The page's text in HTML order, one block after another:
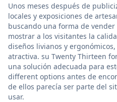
Unos meses después de
locales y exposiciones de
buscando una forma de
mostrar a los visitantes la
diseños livianos y
atractiva. su Twenty Thirteen
una solución adecuada para
different options antes de
de ellos parecía ser parte del
usar.